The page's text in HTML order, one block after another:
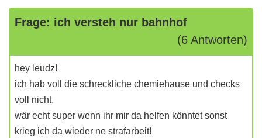
Frage: ich versteh nur bahnhof
(6 Antworten)
hey leudz!
ich hab voll die schreckliche chemiehause und checks
voll nicht.
wär echt super wenn ihr mir da helfen könntet sonst
krieg ich da wieder ne strafarbeit!